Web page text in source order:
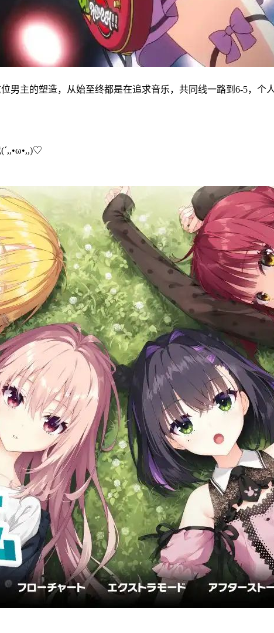
男主的塑造，从始至终都是在追求音乐，共同线一路到6-5，